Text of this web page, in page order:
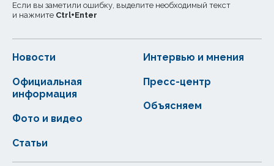
Если вы заметили ошибку, выделите необходимый текст
и нажмите Ctrl+Enter
Новости
Статьи
Официальная
информация
Интервью и мнения
Фото и видео
Пресс-центр
Объясняем